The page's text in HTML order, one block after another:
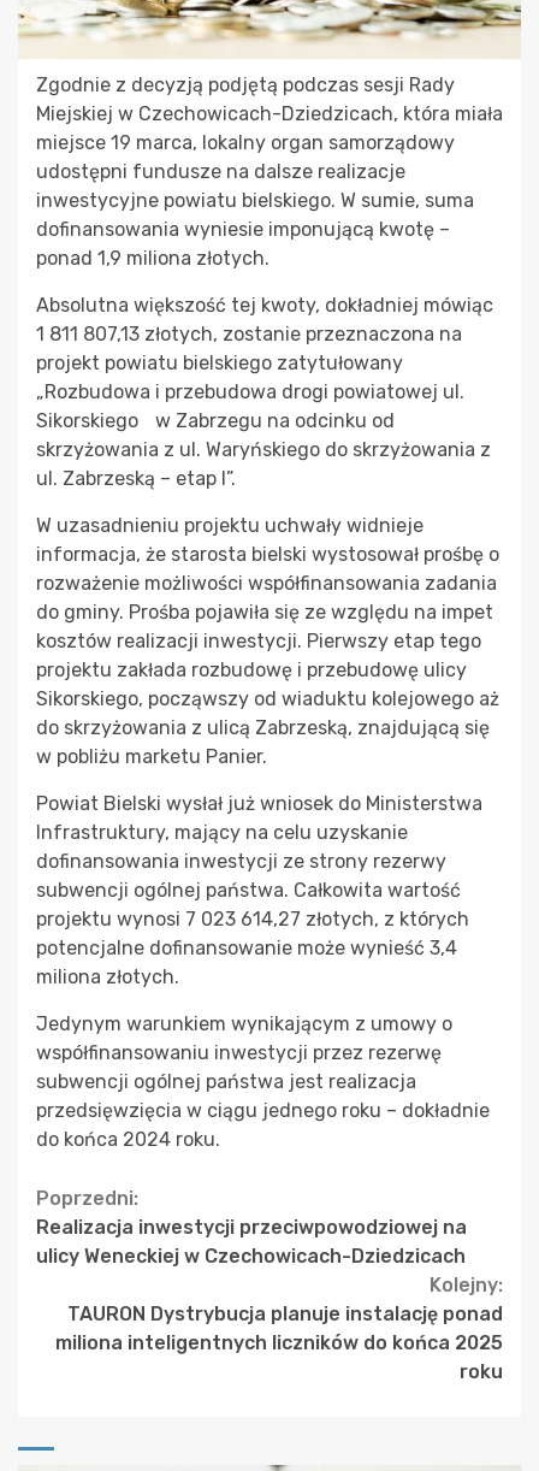
Zgodnie z decyzją podjętą podczas sesji Rady
Miejskiej w Czechowicach-Dziedzicach, która miała
miejsce 19 marca, lokalny organ samorządowy
udostępni fundusze na dalsze realizacje
inwestycyjne powiatu bielskiego. W sumie, suma
dofinansowania wyniesie imponującą kwotę –
ponad 1,9 miliona złotych.
Absolutna większość tej kwoty, dokładniej mówiąc
1 811 807,13 złotych, zostanie przeznaczona na
projekt powiatu bielskiego zatytułowany
„Rozbudowa i przebudowa drogi powiatowej ul.
Sikorskiego w Zabrzegu na odcinku od
skrzyżowania z ul. Waryńskiego do skrzyżowania z
ul. Zabrzeską – etap I”.
W uzasadnieniu projektu uchwały widnieje
informacja, że starosta bielski wystosował prośbę o
rozważenie możliwości współfinansowania zadania
do gminy. Prośba pojawiła się ze względu na impet
kosztów realizacji inwestycji. Pierwszy etap tego
projektu zakłada rozbudowę i przebudowę ulicy
Sikorskiego, począwszy od wiaduktu kolejowego aż
do skrzyżowania z ulicą Zabrzeską, znajdującą się
w pobliżu marketu Panier.
Powiat Bielski wysłał już wniosek do Ministerstwa
Infrastruktury, mający na celu uzyskanie
dofinansowania inwestycji ze strony rezerwy
subwencji ogólnej państwa. Całkowita wartość
projektu wynosi 7 023 614,27 złotych, z których
potencjalne dofinansowanie może wynieść 3,4
miliona złotych.
Jedynym warunkiem wynikającym z umowy o
współfinansowaniu inwestycji przez rezerwę
subwencji ogólnej państwa jest realizacja
przedsięwzięcia w ciągu jednego roku – dokładnie
do końca 2024 roku.
Continue
Reading
Poprzedni:
Realizacja inwestycji przeciwpowodziowej na
ulicy Weneckiej w Czechowicach-Dziedzicach
Kolejny:
TAURON Dystrybucja planuje instalację ponad
miliona inteligentnych liczników do końca 2025
roku